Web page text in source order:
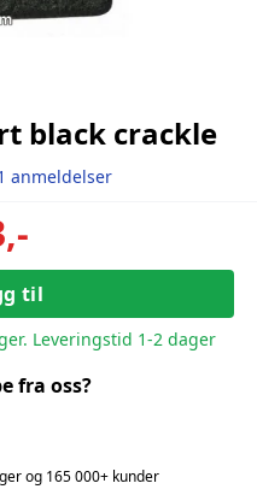
black crackle
anmeldelser
til
Leveringstid 1-2 dager
fra oss?
og 165 000+ kunder